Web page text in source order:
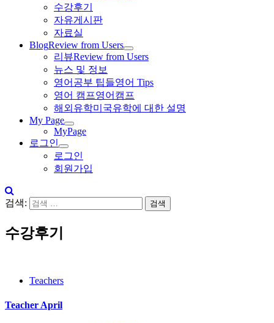
수강후기
자유게시판
자료실
BlogReview from Users
리뷰Review from Users
뉴스 및 정보
영어공부 팁들영어 Tips
영어 캠프영어캠프
해외유학미국유학에 대한 설명
My Page
MyPage
로그인
로그인
회원가입
검색:
수강후기
Teachers
Teacher April